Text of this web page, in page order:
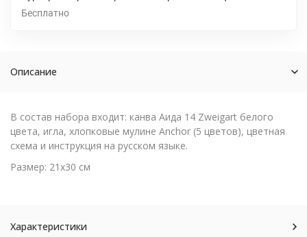
Бесплатно
Описание
В состав набора входит: канва Аида 14 Zweigart белого
цвета, игла, хлопковые мулине Anchor (5 цветов), цветная
схема и инструкция на русском языке.
Размер: 21х30 см
Характеристики